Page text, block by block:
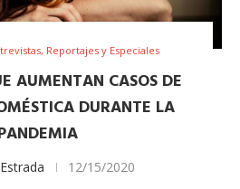
Reportajes y Especiales
AUMENTAN CASOS DE
DURANTE LA
12/15/2020